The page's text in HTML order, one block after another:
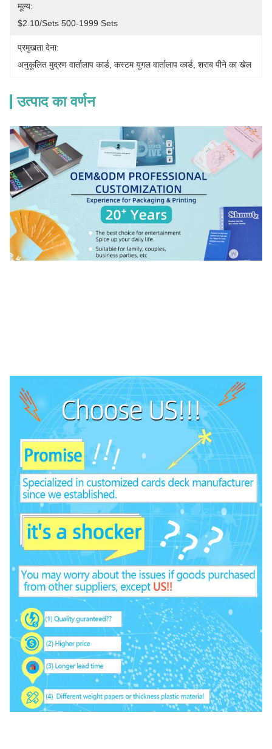
मूल्य:
$2.10/sets 500-1999 Sets
प्रमुखता देना:
अनुकूलित मुद्रण वार्तालाप कार्ड कस्टम युगल वार्तालाप कार्ड शराब पीने का खेल
उत्पाद का वर्णन